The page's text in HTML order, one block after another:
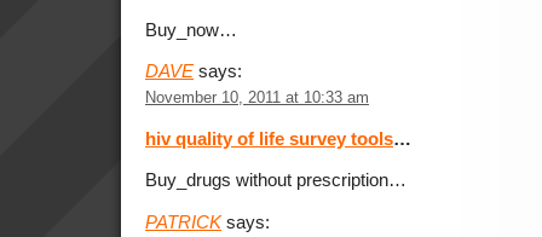
Buy_now…
DAVE says:
November 10, 2011 at 10:33 am
hiv quality of life survey tools…
Buy_drugs without prescription…
PATRICK says: